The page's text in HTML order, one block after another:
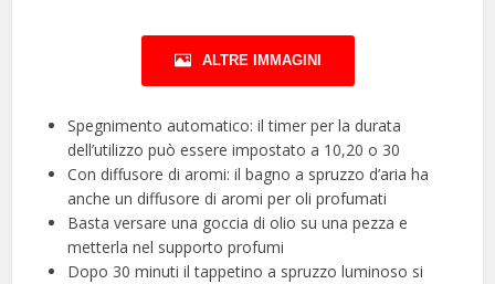
ALTRE IMMAGINI
Spegnimento automatico: il timer per la durata
dell’utilizzo può essere impostato a 10,20 o 30
Con diffusore di aromi: il bagno a spruzzo d’aria ha
anche un diffusore di aromi per oli profumati
Basta versare una goccia di olio su una pezza e
metterla nel supporto profumi
Dopo 30 minuti il tappetino a spruzzo luminoso si